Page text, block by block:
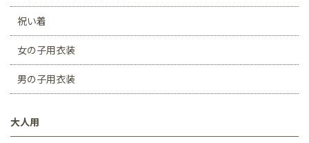
祝い着
女の子用衣装
男の子用衣装
大人用